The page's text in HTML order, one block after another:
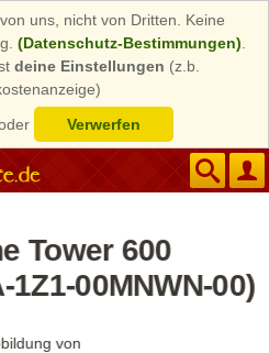
uns, nicht von Dritten. Keine
(Datenschutz-Bestimmungen)
deine Einstellungen (z.b.
Verwerfen
Tower 600
00MNWN-00)